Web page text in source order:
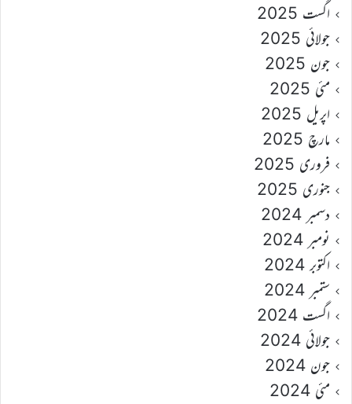
اگست 2025
جولائی 2025
جون 2025
مئی 2025
اپریل 2025
مارچ 2025
فروری 2025
جنوری 2025
دسمبر 2024
نومبر 2024
اکتوبر 2024
ستمبر 2024
اگست 2024
جولائی 2024
جون 2024
مئی 2024